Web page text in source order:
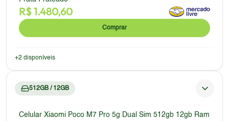
R$1.480,60
Comprar
+2 disponíveis
512GB / 12GB
Celular Xiaomi Poco M7 Pro 5g Dual Sim 512gb 12gb Ram